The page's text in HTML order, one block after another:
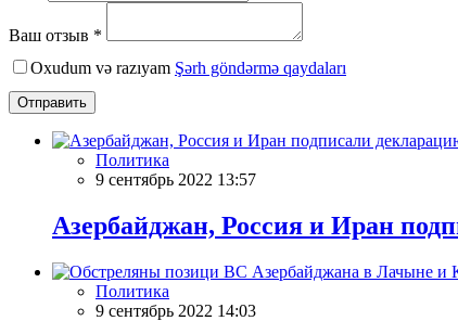
Ваш отзыв *
Oxudum və razıyam Şərh göndərmə qaydaları
Отправить
Политика
9 сентябрь 2022 13:57
Азербайджан, Россия и Иран
Политика
9 сентябрь 2022 14:03